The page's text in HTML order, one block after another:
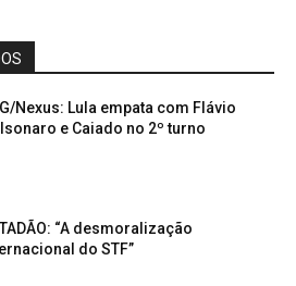
Nexus: Lula empata com Flávio
e Caiado no 2º turno
“A desmoralização
do STF”